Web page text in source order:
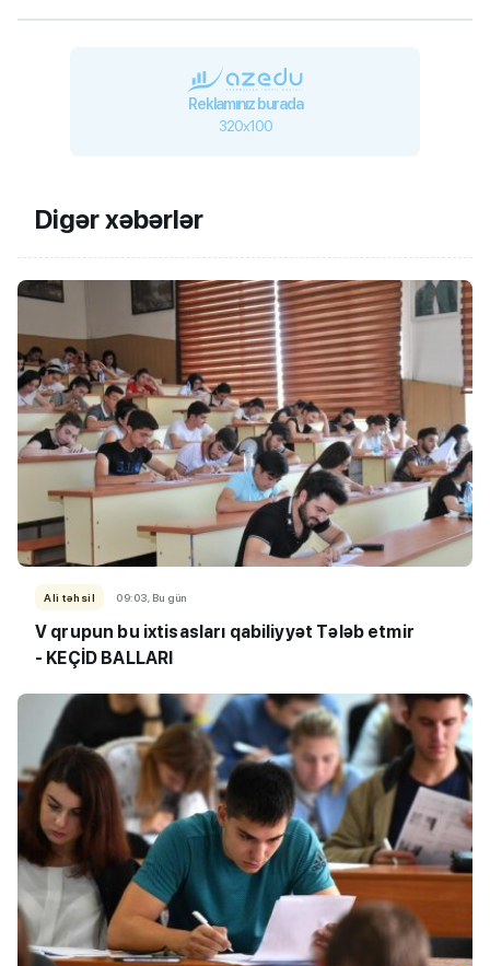
Reklamınız burada
320x100
Digər xəbərlər
Ali təhsil 09:03, Bu gün
V qrupun bu ixtisasları qabiliyyət Tələb etmir
- KEÇİD BALLARI